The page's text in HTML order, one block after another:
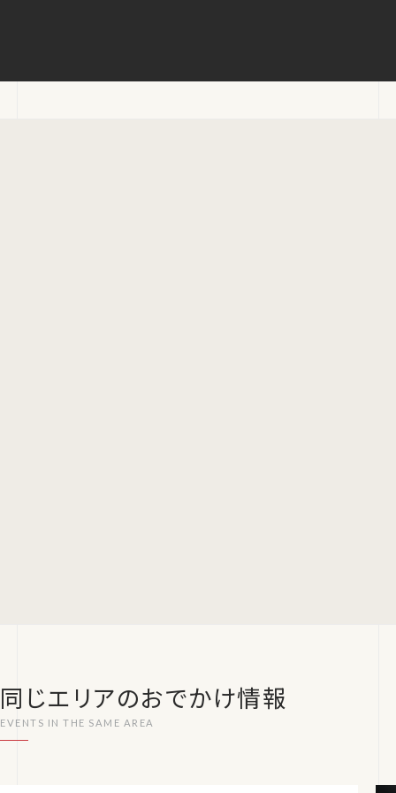
同じエリアのおでかけ情報